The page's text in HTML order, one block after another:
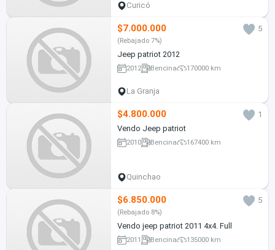
Curicó
$7.000.000 5
(Rebajado 7%)
Jeep patriot 2012
2012 Bencina 170000 km
La Granja
$4.800.000
1
Vendo Jeep patriot
2010 Bencina 167400 km
Quinchao
$6.850.000 5
(Rebajado 8%)
Vendo jeep patriot 2011 4x4. Full
2011 Bencina 135000 km